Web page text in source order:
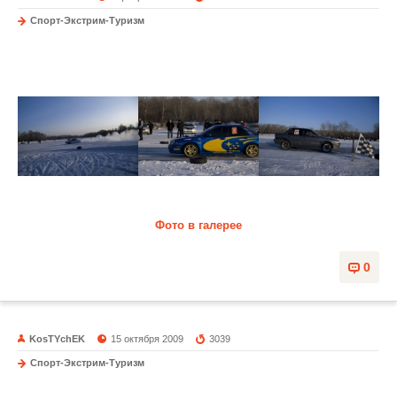
Спорт-Экстрим-Туризм
Фото в галерее
0
KosTYchEK 15 октября 2009 3039
Спорт-Экстрим-Туризм